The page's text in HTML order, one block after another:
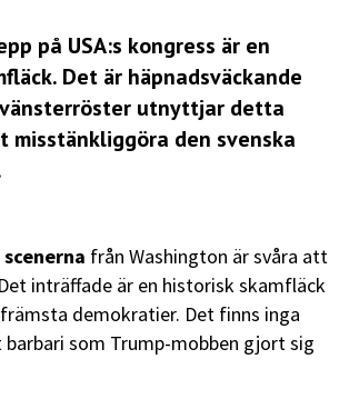
på USA:s kongress är en
Det är häpnadsväckande
utnyttjar detta
misstänkliggöra den svenska
från Washington är svåra att
inträffade är en historisk skamfläck
demokratier. Det finns inga
som Trump-mobben gjort sig